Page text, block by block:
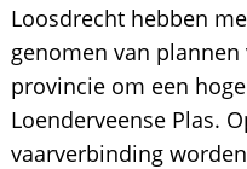
Loosdrecht hebben
genomen van plannen
provincie om een
Loenderveense Plas.
vaarverbinding